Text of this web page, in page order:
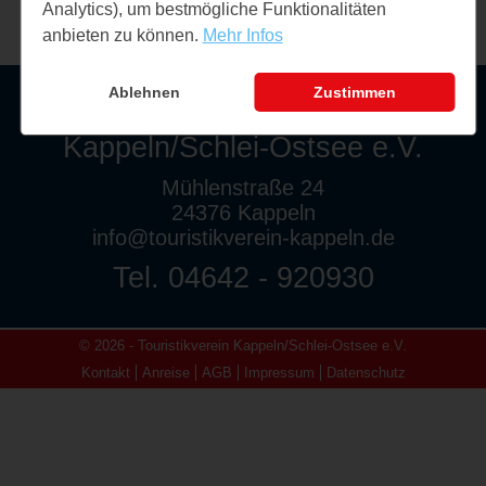
Touristikverein
Kappeln/Schlei-Ostsee e.V.
Mühlenstraße 24
24376 Kappeln
info@touristikverein-kappeln.de
Tel. 04642 - 920930
© 2026 - Touristikverein Kappeln/Schlei-Ostsee e.V.
Kontakt
Anreise AGB Impressum Datenschutz
Analytics), um bestmögliche Funktionalitäten
anbieten zu können. Mehr Infos
Ablehnen Zustimmen